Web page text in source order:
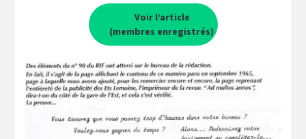
Voir l’article
(membres enregistrés)